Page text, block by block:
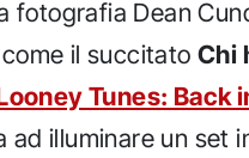
fotografia Dean
il succitato Chi
Tunes: Back
ad illuminare un set